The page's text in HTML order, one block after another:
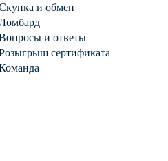
и обмен
и ответы
сертификата